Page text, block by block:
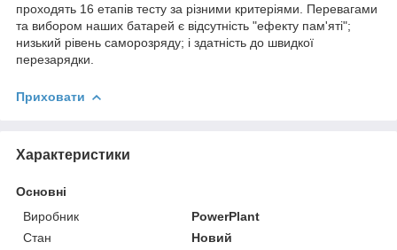
проходять 16 етапів тесту за різними критеріями. Перевагами
та вибором наших батарей є відсутність "ефекту пам'яті";
низький рівень саморозряду; і здатність до швидкої
перезарядки.
Приховати
Характеристики
Основні
Виробник
PowerPlant
Стан
Новий